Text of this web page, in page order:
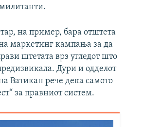
на пример, бара отштета
маркетинг кампања за да
штетата врз угледот што
Дури и одделот
Ватикан рече дека самото
за правниот систем.